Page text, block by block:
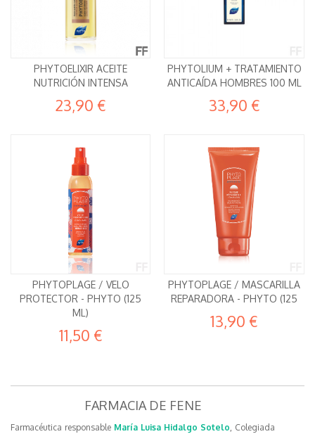
PHYTOELIXIR ACEITE
NUTRICIÓN INTENSA
23,90 €
PHYTOLIUM + TRATAMIENTO
ANTICAÍDA HOMBRES 100 ML
33,90 €
PHYTOPLAGE / VELO
PROTECTOR - PHYTO (125
ML)
11,50 €
PHYTOPLAGE / MASCARILLA
REPARADORA - PHYTO (125
13,90 €
FARMACIA DE FENE
Farmacéutica responsable María Luisa Hidalgo Sotelo, Colegiada